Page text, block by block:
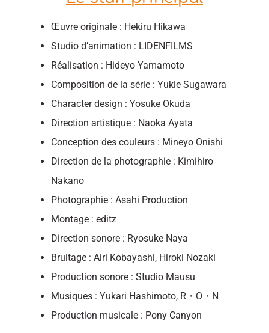
Œuvre originale : Hekiru Hikawa
Studio d’animation : LIDENFILMS
Réalisation : Hideyo Yamamoto
Composition de la série : Yukie Sugawara
Character design : Yosuke Okuda
Direction artistique : Naoka Ayata
Conception des couleurs : Mineyo Onishi
Direction de la photographie : Kimihiro
Nakano
Photographie : Asahi Production
Montage : editz
Direction sonore : Ryosuke Naya
Bruitage : Airi Kobayashi, Hiroki Nozaki
Production sonore : Studio Mausu
Musiques : Yukari Hashimoto, R・O・N
Production musicale : Pony Canyon